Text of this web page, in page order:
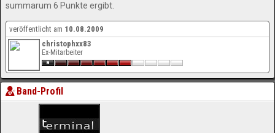
summarum 6 Punkte ergibt.
veröffentlicht am 10.08.2009
christophxx83
Ex-Mitarbeiter
Band-Profil